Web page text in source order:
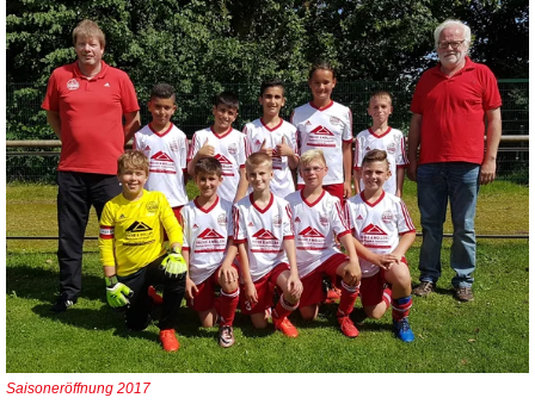
Saisoneröffnung 2017